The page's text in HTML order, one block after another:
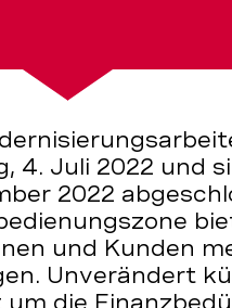
4. Juli 2022 und
2022
und Kunden
Unverändert
um die